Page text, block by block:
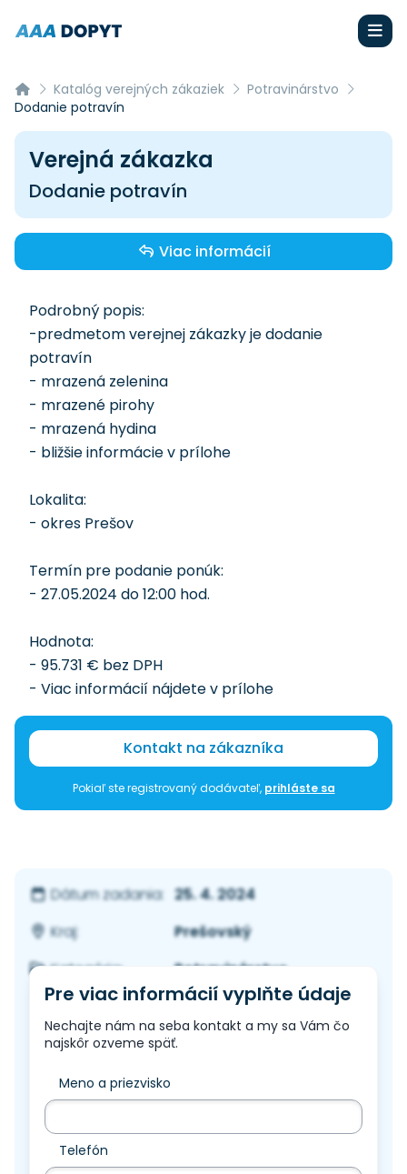
Katalóg verejných zákaziek
Potravinárstvo
Dodanie potravín
Verejná zákazka
Dodanie potravín
Viac informácií
Podrobný popis:
-predmetom verejnej zákazky je dodanie
potravín
- mrazená zelenina
- mrazené pirohy
- mrazená hydina
- bližšie informácie v prílohe
Lokalita:
- okres Prešov
Termín pre podanie ponúk:
- 27.05.2024 do 12:00 hod.
Hodnota:
- 95.731 € bez DPH
- Viac informácií nájdete v prílohe
Kontakt na zákazníka
Pokiaľ ste registrovaný dodávateľ, prihláste sa
Dátum zadania: 25. 4. 2024
Kraj:
Prešovský
Kategória:
Potravinárstvo
Pre viac informácií vyplňte údaje
Nechajte nám na seba kontakt a my sa Vám čo
najskôr ozveme späť.
Meno a priezvisko
Telefón